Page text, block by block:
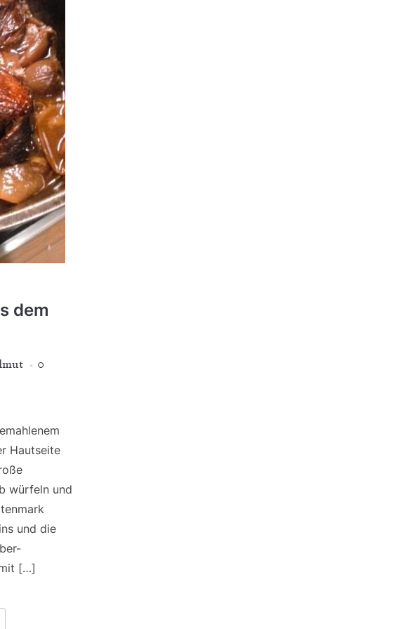
dem
0
Hautseite
würfeln und
und die
[…]